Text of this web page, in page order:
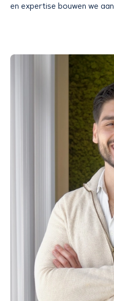
en expertise bouwen we